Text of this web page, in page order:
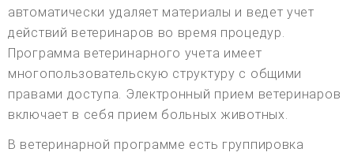
автоматически удаляет материалы и ведет учет
действий ветеринаров во время процедур.
Программа ветеринарного учета имеет
многопользовательскую структуру с общими
правами доступа. Электронный прием ветеринаров
включает в себя прием больных животных.
В ветеринарной программе есть группировка